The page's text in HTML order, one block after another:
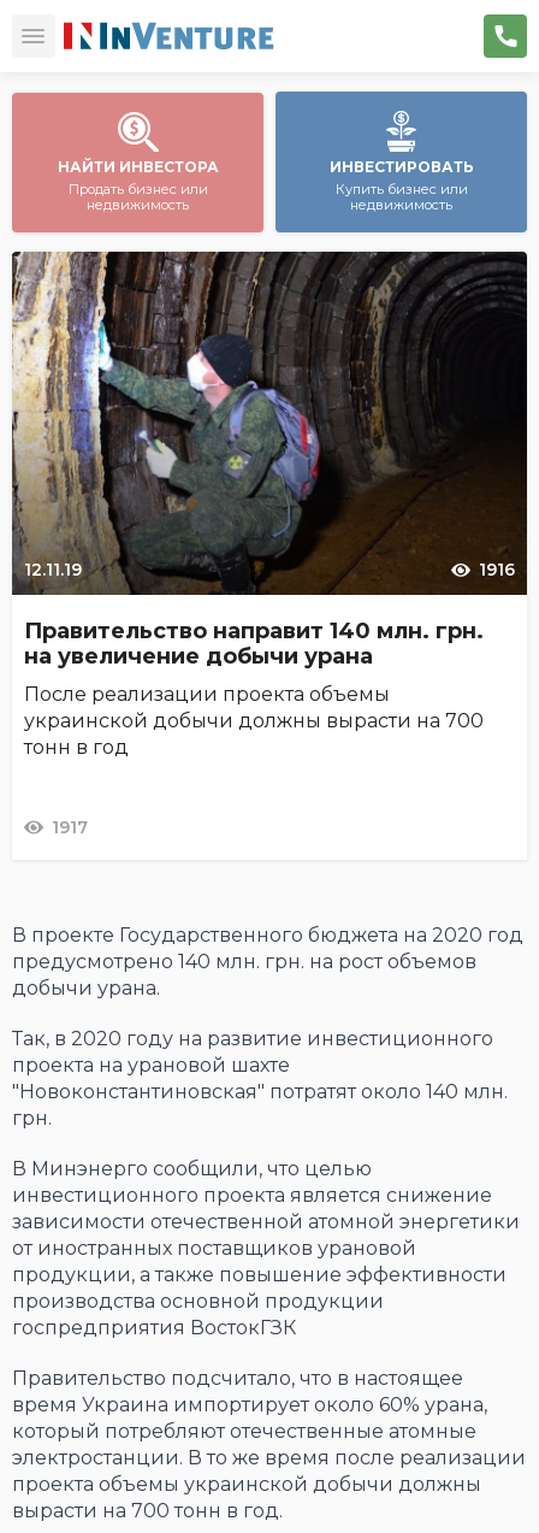
НАЙТИ ИНВЕСТОРА
Продать бизнес или
недвижимость
ИНВЕСТИРОВАТЬ
Купить бизнес или
недвижимость
12.11.19 1916
Правительство направит 140 млн. грн.
на увеличение добычи урана
После реализации проекта объемы
украинской добычи должны вырасти на 700
тонн в год
1917
В проекте Государственного бюджета на 2020 год
предусмотрено 140 млн. грн. на рост объемов
добычи урана.
Так, в 2020 году на развитие инвестиционного
проекта на урановой шахте
"Новоконстантиновская" потратят около 140 млн.
грн.
В Минэнерго сообщили, что целью
инвестиционного проекта является снижение
зависимости отечественной атомной энергетики
от иностранных поставщиков урановой
продукции, а также повышение эффективности
производства основной продукции
госпредприятия ВостокГЗК
Правительство подсчитало, что в настоящее
время Украина импортирует около 60% урана,
который потребляют отечественные атомные
электростанции. В то же время после реализации
проекта объемы украинской добычи должны
вырасти на 700 тонн в год.